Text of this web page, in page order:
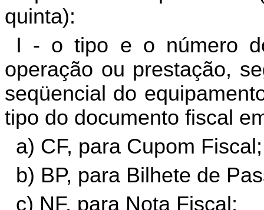
quinta):
I - o tipo e o número
operação ou prestação,
seqüencial do
tipo do documento fiscal
a) CF, para Cupom Fiscal;
b) BP, para Bilhete de
c) NF, para Nota Fiscal;